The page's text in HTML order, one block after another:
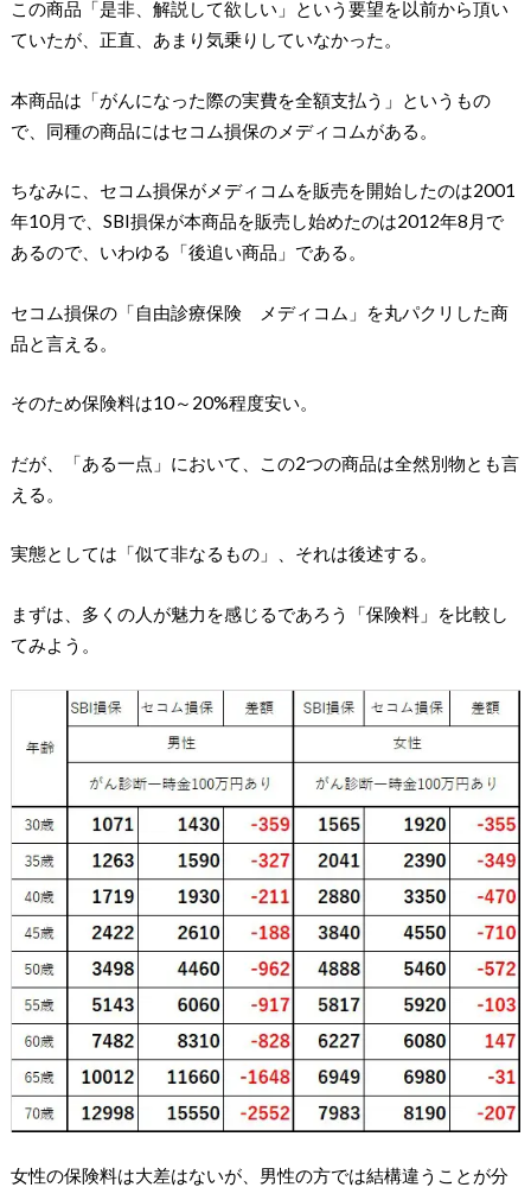
この商品「是非、解説して欲しい」という要望を以前から頂い
ていたが、正直、あまり気乗りしていなかった。
本商品は「がんになった際の実費を全額支払う」というもの
で、同種の商品にはセコム損保のメディコムがある。
ちなみに、セコム損保がメディコムを販売を開始したのは2001
年10月で、SBI損保が本商品を販売し始めたのは2012年8月で
あるので、いわゆる「後追い商品」である。
セコム損保の「自由診療保険 メディコム」を丸パクリした商
品と言える。
そのため保険料は10～20%程度安い。
だが、「ある一点」において、この2つの商品は全然別物とも言
える。
実態としては「似て非なるもの」、それは後述する。
まずは、多くの人が魅力を感じるであろう「保険料」を比較し
てみよう。
女性の保険料は大差はないが、男性の方では結構違うことが分